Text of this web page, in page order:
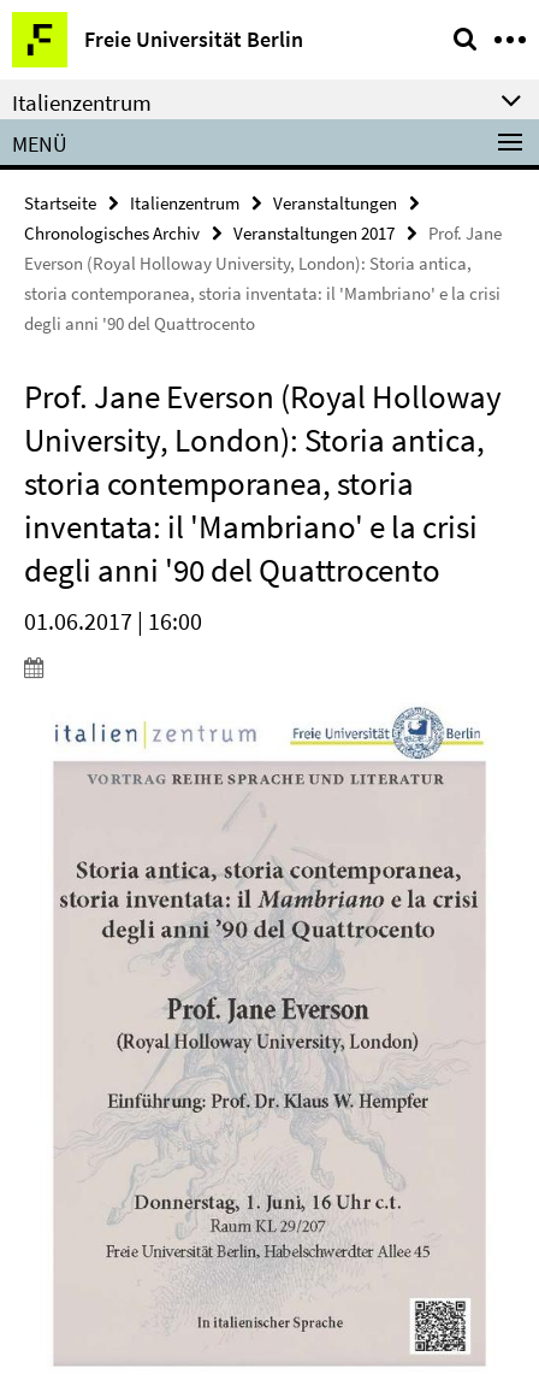
Springe
direkt
zu
Inhalt
Freie Universität Berlin
Service-
Navigation
Italienzentrum
MENÜ
Startseite Italienzentrum
Veranstaltungen
Chronologisches Archiv
Veranstaltungen 2017
Prof. Jane
Everson (Royal Holloway University, London): Storia antica,
storia contemporanea, storia inventata: il 'Mambriano' e la crisi
degli anni '90 del Quattrocento
Prof. Jane Everson (Royal Holloway
University, London): Storia antica,
storia contemporanea, storia
inventata: il 'Mambriano' e la crisi
degli anni '90 del Quattrocento
01.06.2017 | 16:00